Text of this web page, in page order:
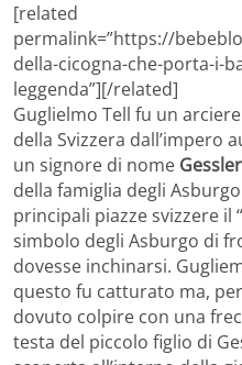
[related
permalink=”https://
della-cicogna-che-porta-i-
leggenda”][/related]
Guglielmo Tell fu un
della Svizzera dall’impero
un signore di nome Gessler
della famiglia degli
principali piazze svizzere il
simbolo degli Asburgo di
dovesse inchinarsi.
questo fu catturato ma,
dovuto colpire con una
testa del piccolo figlio di